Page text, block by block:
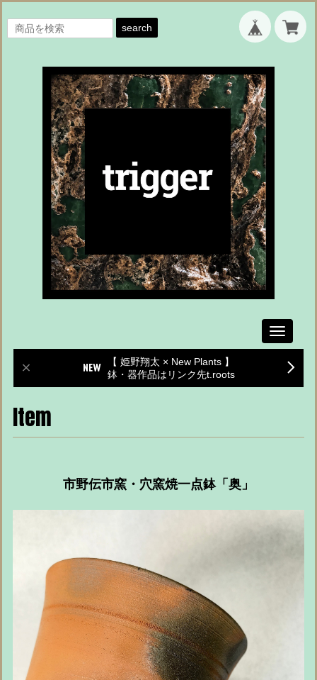
search
Toggle
【 姫野翔太 × New Plants 】
鉢・器作品はリンク先t.roots
Item
市野伝市窯・穴窯焼一点鉢「奥」